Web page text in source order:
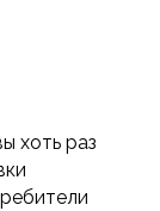
хоть раз